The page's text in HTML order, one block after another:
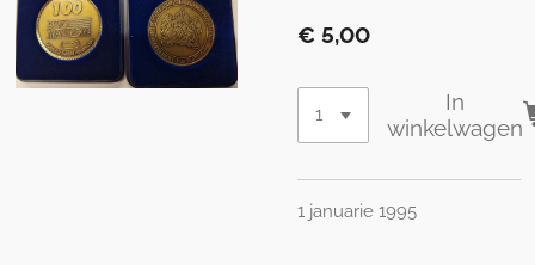
€ 5,00
In
winkelwagen
1 januarie 1995